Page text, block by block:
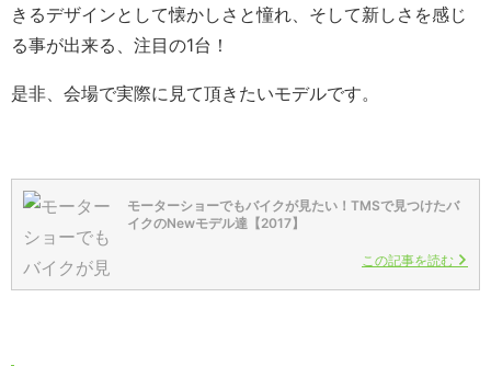
きるデザインとして懐かしさと憧れ、そして新しさを感じ
る事が出来る、注目の1台！
是非、会場で実際に見て頂きたいモデルです。
モーターショーでもバイクが見たい！TMSで見つけたバ
イクのNewモデル達【2017】
この記事を読む